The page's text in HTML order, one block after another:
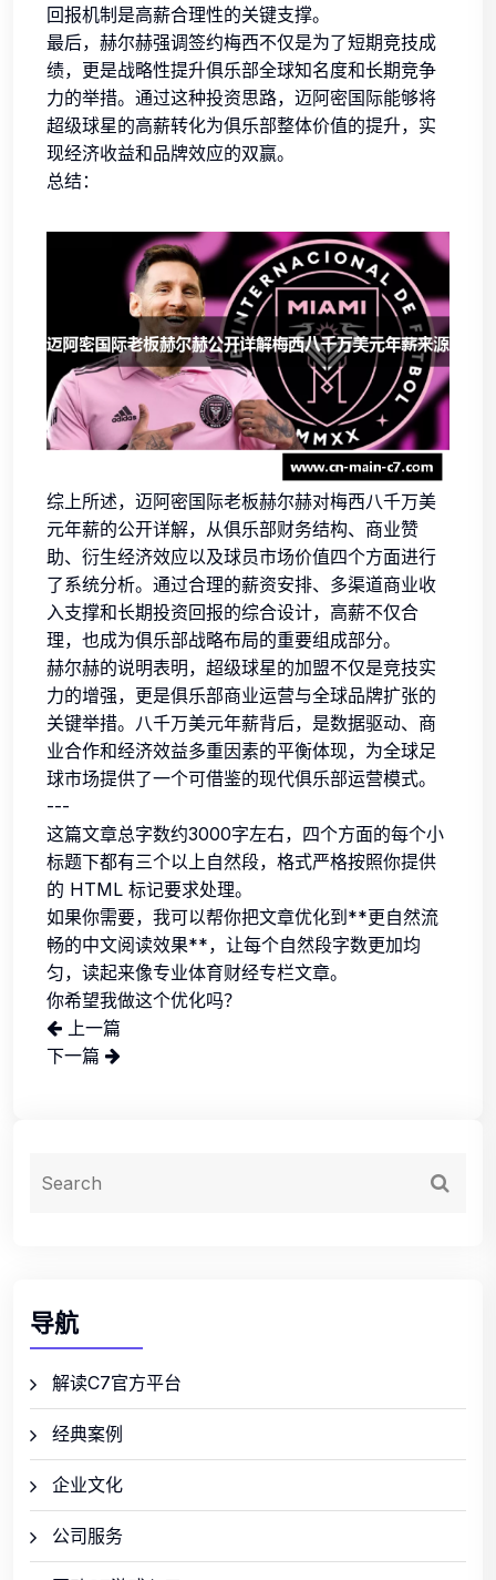
回报机制是高薪合理性的关键支撑。
最后，赫尔赫强调签约梅西不仅是为了短期竞技成
绩，更是战略性提升俱乐部全球知名度和长期竞争
力的举措。通过这种投资思路，迈阿密国际能够将
超级球星的高薪转化为俱乐部整体价值的提升，实
现经济收益和品牌效应的双赢。
总结：
综上所述，迈阿密国际老板赫尔赫对梅西八千万美
元年薪的公开详解，从俱乐部财务结构、商业赞
助、衍生经济效应以及球员市场价值四个方面进行
了系统分析。通过合理的薪资安排、多渠道商业收
入支撑和长期投资回报的综合设计，高薪不仅合
理，也成为俱乐部战略布局的重要组成部分。
赫尔赫的说明表明，超级球星的加盟不仅是竞技实
力的增强，更是俱乐部商业运营与全球品牌扩张的
关键举措。八千万美元年薪背后，是数据驱动、商
业合作和经济效益多重因素的平衡体现，为全球足
球市场提供了一个可借鉴的现代俱乐部运营模式。
---
这篇文章总字数约3000字左右，四个方面的每个小
标题下都有三个以上自然段，格式严格按照你提供
的 HTML 标记要求处理。
如果你需要，我可以帮你把文章优化到**更自然流
畅的中文阅读效果**，让每个自然段字数更加均
匀，读起来像专业体育财经专栏文章。
你希望我做这个优化吗？
上一篇
下一篇
导航
解读C7官方平台
经典案例
企业文化
公司服务